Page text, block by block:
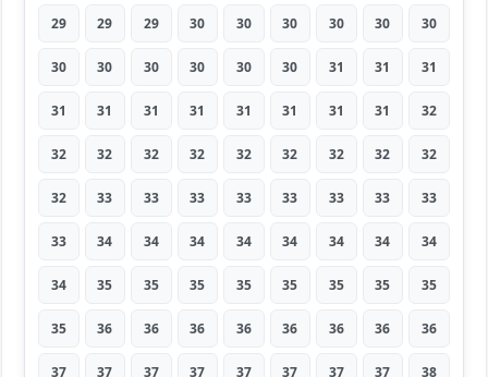
29 29 29 30 30 30 30 30 30
30 30 30 30 30 30 31 31 31
31 31 31 31 31 31 31 31 32
32 32 32 32 32 32 32 32 32
32 33 33 33 33 33 33 33 33
33 34 34 34 34 34 34 34 34
34 35 35 35 35 35 35 35 35
35 36 36 36 36 36 36 36 36
37 37 37 37 37 37 37 37 38